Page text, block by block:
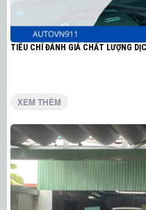
TIÊU CHÍ ĐÁNH GIÁ CHẤT LƯỢNG
XEM THÊM